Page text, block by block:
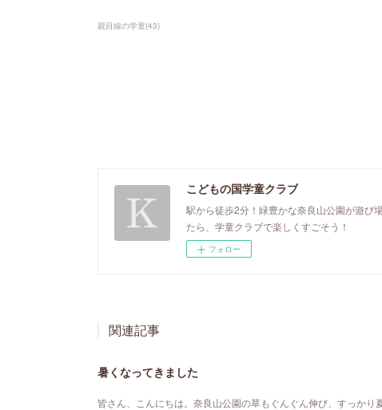
親目線の学童(43)
こどもの国学童クラブ
駅から徒歩2分！緑豊かな奈良山公園が遊び
たら、学童クラブで楽しくすごそう！
フォロー
関連記事
暑くなってきました
皆さん、こんにちは。奈良山公園の草もぐんぐん伸び、すっかり